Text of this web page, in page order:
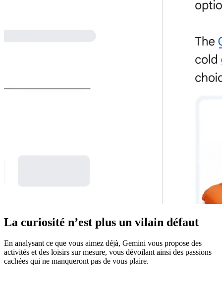
La curiosité n’est plus un vilain défaut
En analysant ce que vous aimez déjà, Gemini vous propose des
activités et des loisirs sur mesure, vous dévoilant ainsi des passions
cachées qui ne manqueront pas de vous plaire.